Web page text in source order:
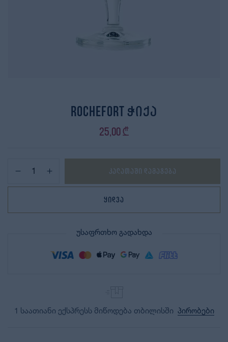
Rochefort ჭიქა
25,00₾
კალათაში დამატება
ყიდვა
უსაფრთხო გადახდა
1 საათიანი ექსპრესს მიწოდება თბილისში პირობები